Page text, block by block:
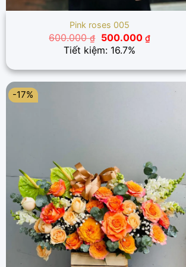
Pink roses 005
600.000₫
Giá
gốc
là:
500.000₫Giá
500.000
Tiết kiệm: 16.7%
-17%